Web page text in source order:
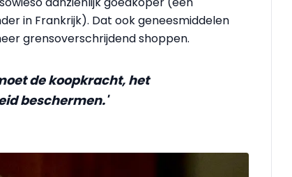
in Frankrijk). Dat ook geneesmiddelen
grensoverschrijdend shoppen.
de koopkracht, het
beschermen.'